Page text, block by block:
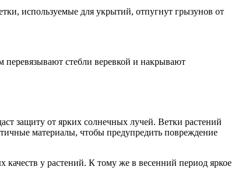
используемые для укрытий, отпугнут грызунов от
перевязывают стебли веревкой и накрывают
защиту от ярких солнечных лучей. Ветки растений
материалы, чтобы предупредить повреждение
у растений. К тому же в весенний период яркое